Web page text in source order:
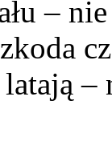
–
–